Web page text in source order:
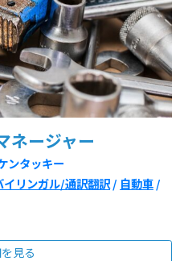
ネージャー
ンタッキー
イリンガル/通訳翻訳/ 自動車/
見る